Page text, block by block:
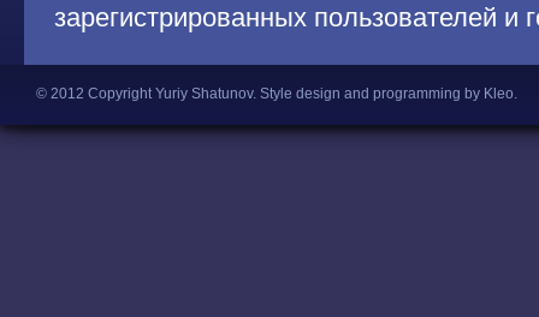
зарегистрированных пользователей и
© 2012 Copyright Yuriy Shatunov. Style design and programming by Kleo.